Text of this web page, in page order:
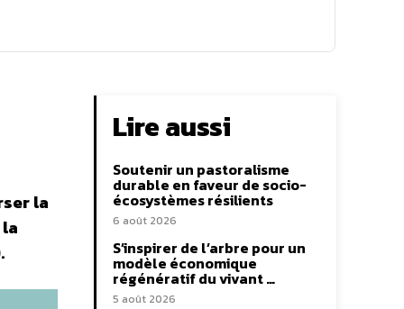
la
Lire aussi
Soutenir un pastoralisme
durable en faveur de socio-
écosystèmes résilients
6 août 2026
S’inspirer de l’arbre pour un
modèle économique
régénératif du vivant …
5 août 2026